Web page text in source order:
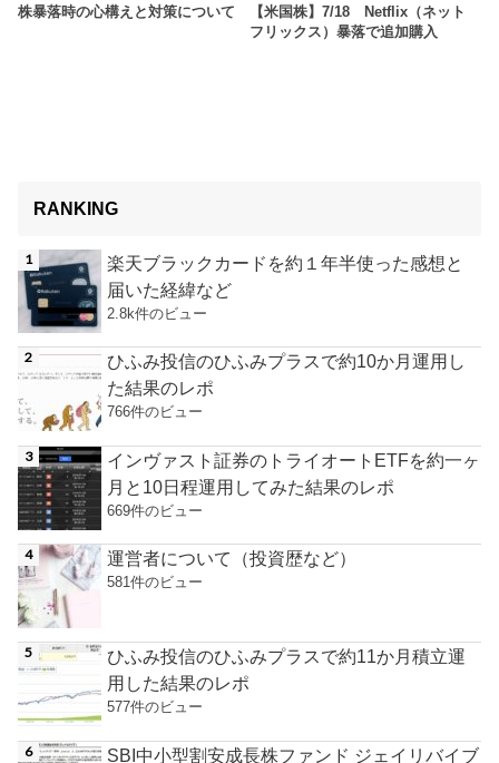
株暴落時の心構えと対策について
【米国株】7/18 Netflix（ネット
フリックス）暴落で追加購入
RANKING
楽天ブラックカードを約１年半使った感想と
届いた経緯など
2.8k件のビュー
ひふみ投信のひふみプラスで約10か月運用し
た結果のレポ
766件のビュー
インヴァスト証券のトライオートETFを約一ヶ
月と10日程運用してみた結果のレポ
669件のビュー
運営者について（投資歴など）
581件のビュー
ひふみ投信のひふみプラスで約11か月積立運
用した結果のレポ
577件のビュー
SBI中小型割安成長株ファンド ジェイリバイブ